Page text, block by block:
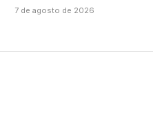
7 de agosto de 2026